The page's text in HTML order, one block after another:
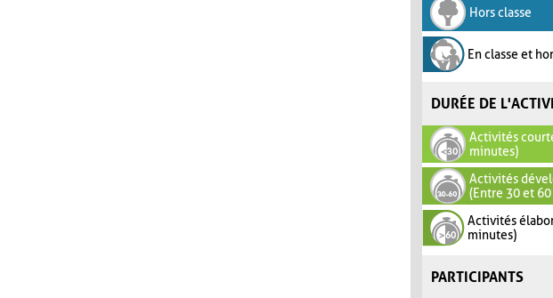
Hors classe
En classe et
DURÉE DE
Activités
minutes)
Activités
(Entre 30 et
Activités
minutes)
PARTICIPANTS